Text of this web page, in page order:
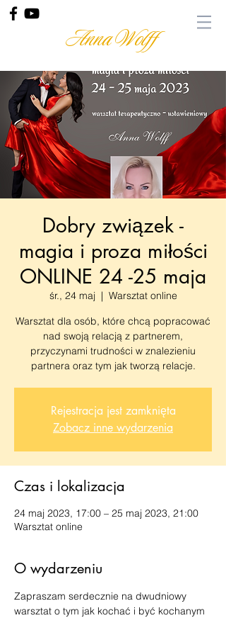
Anna Wolff
Dobry związek -
magia i proza miłości
ONLINE 24 -25 maja
śr., 24 maj
  |
Warsztat online
Warsztat dla osób, które chcą popracować
nad swoją relacją z partnerem,
przyczynami trudności w znalezieniu
partnera oraz tym jak tworzą relacje.
Rejestracja jest zamknięta
Zobacz inne wydarzenia
Czas i lokalizacja
24 maj 2023, 17:00 – 25 maj 2023, 21:00
Warsztat online
O wydarzeniu
Zapraszam serdecznie na dwudniowy
warsztat o tym jak kochać i być kochanym